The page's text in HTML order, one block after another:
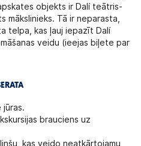
objekts ir Dalí teātris-
mākslinieks. Tā ir neparasta,
telpa, kas ļauj iepazīt Dalí
veidu (ieejas biļete par
jūras.
brauciens uz
kas veido neatkārtojamu